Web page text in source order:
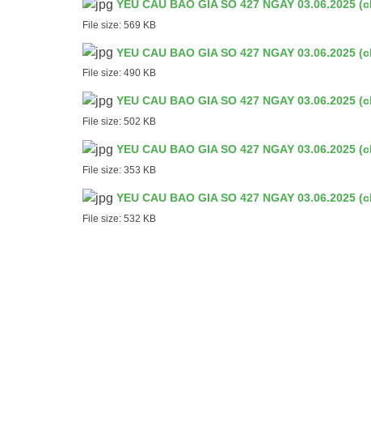
YEU CAU BAO GIA SO 427 NGAY
File size: 569 KB
YEU CAU BAO GIA SO 427 NGAY
File size: 490 KB
YEU CAU BAO GIA SO 427 NGAY
File size: 502 KB
YEU CAU BAO GIA SO 427 NGAY
File size: 353 KB
YEU CAU BAO GIA SO 427 NGAY
File size: 532 KB